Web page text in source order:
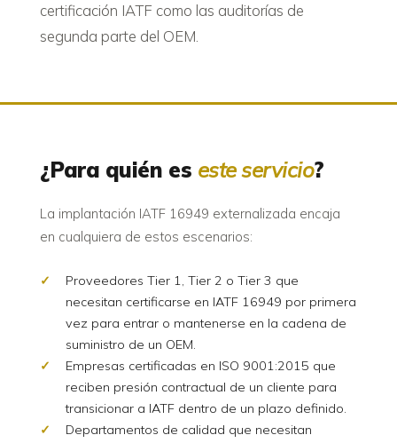
certificación IATF como las auditorías de
segunda parte del OEM.
¿Para quién es este servicio?
La implantación IATF 16949 externalizada encaja
en cualquiera de estos escenarios:
Proveedores Tier 1, Tier 2 o Tier 3 que
necesitan certificarse en IATF 16949 por primera
vez para entrar o mantenerse en la cadena de
suministro de un OEM.
Empresas certificadas en ISO 9001:2015 que
reciben presión contractual de un cliente para
transicionar a IATF dentro de un plazo definido.
Departamentos de calidad que necesitan